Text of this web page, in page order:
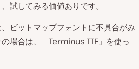
試してみる価値ありです。
ビットマップフォントに不具合がみ
場合は、「Terminus TTF」を使っ